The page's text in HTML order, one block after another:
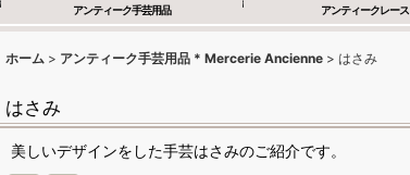
アンティーク手芸用品 アンティークレース
ホーム > アンティーク手芸用品 * Mercerie Ancienne > はさみ
はさみ
美しいデザインをした手芸はさみのご紹介です。